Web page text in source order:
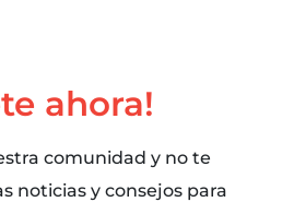
ahora!
comunidad y no te
noticias y consejos para